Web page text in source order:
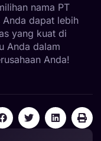
nama PT
dapat lebih
yang kuat di
Anda dalam
Anda!